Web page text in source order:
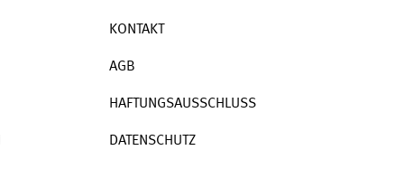
KONTAKT
AGB
HAFTUNGSAUSSCHLUSS
DATENSCHUTZ